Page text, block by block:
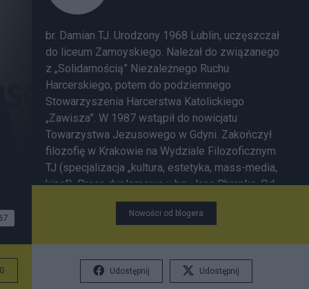
67
br. Damian TJ. Urodzony 1968 Lublin, uczęszczał
do liceum Zamoyskiego. Należał do związanego
z „Solidarnością” Niezależnego Ruchu
Harcerskiego, potem do podziemnego
Stowarzyszenia Harcerstwa Katolickiego
„Zawisza”. W 1987 wstąpił do nowicjatu
Towarzystwa Jezusowego w Gdyni. Zakończył
filozofię w Krakowie na Wydziale Filozoficznym
TJ (specjalizacja „kultura, estetyka, mass-media,
kino”). Praca dyplomowa u bp. Jana Chrapka. Od
1991 pracował w TVP, jako dziennikarz i
producent. Przechodzi szkolenie telewizyjne w
Telewizyjne „Kana” w Nowosybirsku.
Korespondent TVP i Radia Watykańskiego.
Nowości od blogera
Udostępnij Udostępnij